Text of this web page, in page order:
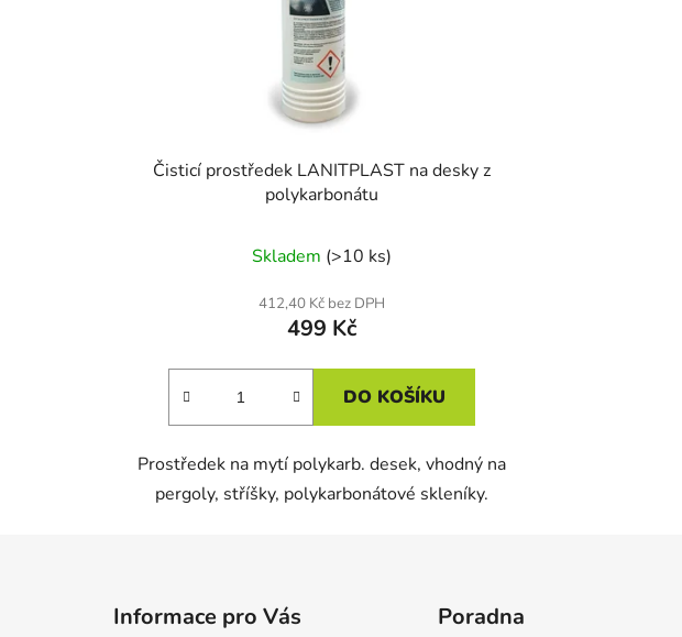
Čisticí prostředek LANITPLAST na desky z
polykarbonátu
Skladem (>10 ks)
412,40 Kč bez DPH
499 Kč
DO KOŠÍKU
Prostředek na mytí polykarb. desek, vhodný na
pergoly, stříšky, polykarbonátové skleníky.
Informace pro Vás Poradna